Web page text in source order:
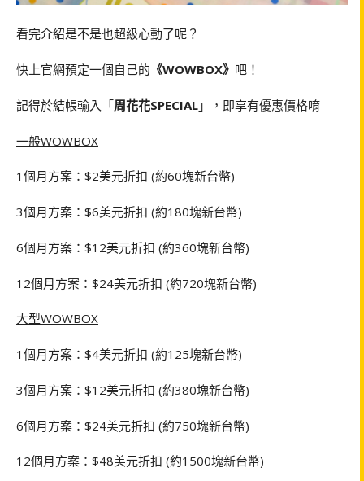
看完介紹是不是也超級心動了呢？
快上官網預定一個自己的 《WOWBOX》 吧！
記得於結帳輸入「周花花SPECIAL 」，即享有優惠價格唷
一般WOWBOX
1個月方案：$2美元折扣 (約60塊新台幣)
3個月方案：$6美元折扣 (約180塊新台幣)
6個月方案：$12美元折扣 (約360塊新台幣)
12個月方案：$24美元折扣 (約720塊新台幣)
大型WOWBOX
1個月方案：$4美元折扣 (約125塊新台幣)
3個月方案：$12美元折扣 (約380塊新台幣)
6個月方案：$24美元折扣 (約750塊新台幣)
12個月方案：$48美元折扣 (約1500塊新台幣)